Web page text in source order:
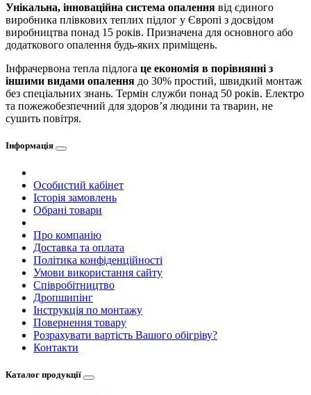
Унікальна, інноваційна система опалення від єдиного
виробника плівкових теплих підлог у Європі з досвідом
виробництва понад 15 років. Призначена для основного або
додаткового опалення будь-яких приміщень.
Інфрачервона тепла підлога це економія в порівнянні з
іншими видами опалення до 30% простий, швидкий монтаж
без спеціальних знань. Термін служби понад 50 років. Електро
та пожежобезпечний для здоров’я людини та тварин, не
сушить повітря.
Інформація
Особистий кабінет
Історія замовлень
Обрані товари
Про компанію
Доставка та оплата
Політика конфіденційності
Умови використання сайту
Співробітництво
Дропшипінг
Інструкція по монтажу
Повернення товару
Розрахувати вартість Вашого обігріву?
Контакти
Каталог продукції